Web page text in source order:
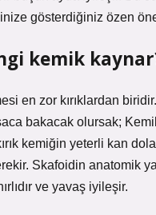
gösterdiğiniz özen
kemik
en zor kırıklardan biridir.
bakacak olursak; Kemik
kemiğin yeterli kan
Skafoidin anatomik
ve yavaş iyileşir.